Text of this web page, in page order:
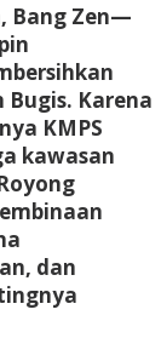
Bang Zen—
Karena
KMPS
kawasan
dan